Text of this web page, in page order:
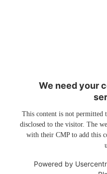
We need your
This content is not permitted
disclosed to the visitor. The
with their CMP to add this
Powered by